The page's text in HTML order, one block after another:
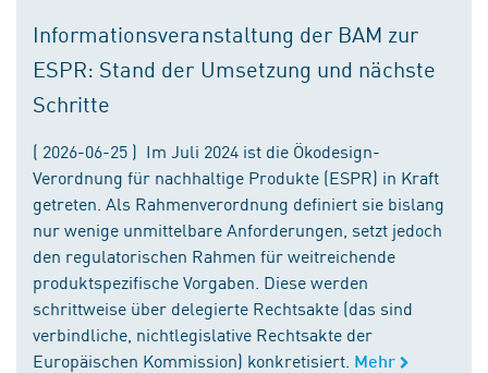
Informationsveranstaltung der BAM zur
ESPR: Stand der Umsetzung und nächste
Schritte
( 2026-06-25 ) Im Juli 2024 ist die Ökodesign-
Verordnung für nachhaltige Produkte (ESPR) in Kraft
getreten. Als Rahmenverordnung definiert sie bislang
nur wenige unmittelbare Anforderungen, setzt jedoch
den regulatorischen Rahmen für weitreichende
produktspezifische Vorgaben. Diese werden
schrittweise über delegierte Rechtsakte (das sind
verbindliche, nichtlegislative Rechtsakte der
Europäischen Kommission) konkretisiert. Mehr